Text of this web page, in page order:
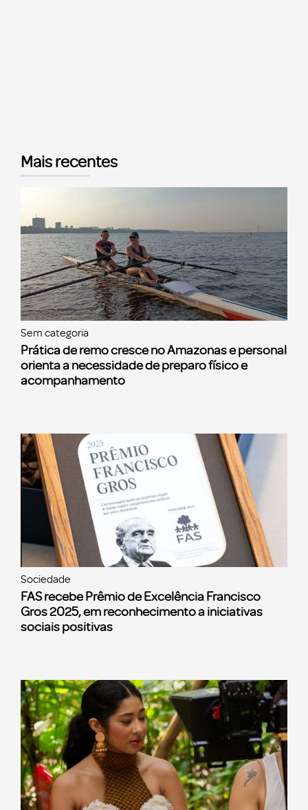
Mais recentes
Sem categoria
Prática de remo cresce no Amazonas e personal
orienta a necessidade de preparo físico e
acompanhamento
Sociedade
FAS recebe Prêmio de Excelência Francisco
Gros 2025, em reconhecimento a iniciativas
sociais positivas